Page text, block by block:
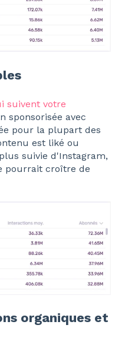
suivent votre
sponsorisée avec
pour la plupart des
est liké ou
suivie d'Instagram,
pourrait croître de
organiques et